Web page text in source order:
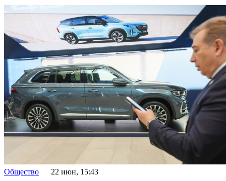
Общество 22 июн, 15:43